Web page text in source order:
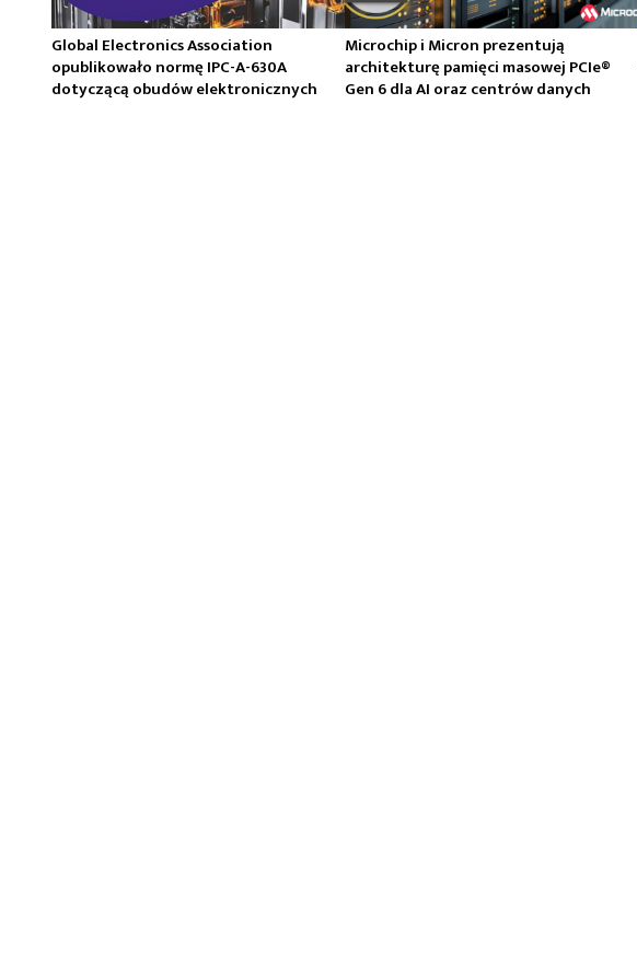
Global Electronics Association
opublikowało normę IPC-A-630A
dotyczącą obudów elektronicznych
Microchip i Micron prezentują
architekturę pamięci masowej PCIe®
Gen 6 dla AI oraz centrów danych